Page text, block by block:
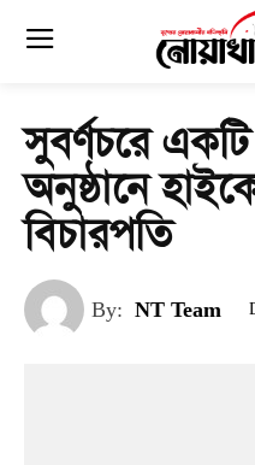
সুবর্ণচরে
অনুষ্ঠানে
বিচারপতি
By: NT Team